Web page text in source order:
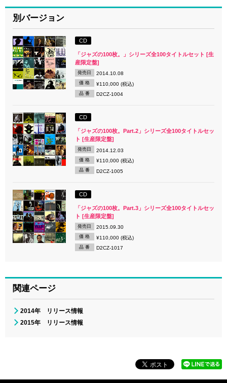
別バージョン
CD
「ジャズの100枚。」シリーズ全100タイトルセット [生
産限定盤]
発売日 2014.10.08
価 格 ¥110,000 (税込)
品 番 D2CZ-1004
CD
「ジャズの100枚。Part.2」シリーズ全100タイトルセッ
ト [生産限定盤]
発売日 2014.12.03
価 格 ¥110,000 (税込)
品 番 D2CZ-1005
CD
「ジャズの100枚。Part.3」シリーズ全100タイトルセッ
ト [生産限定盤]
発売日 2015.09.30
価 格 ¥110,000 (税込)
品 番 D2CZ-1017
関連ページ
2014年 リリース情報
2015年 リリース情報